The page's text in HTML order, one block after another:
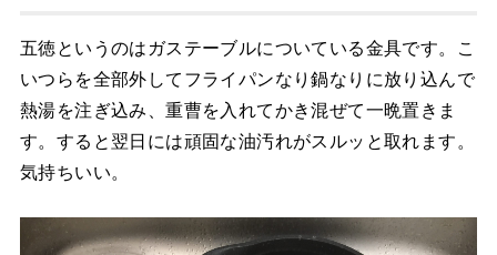
五徳というのはガステーブルについている金具です。こ
いつらを全部外してフライパンなり鍋なりに放り込んで
熱湯を注ぎ込み、重曹を入れてかき混ぜて一晩置きま
す。すると翌日には頑固な油汚れがスルッと取れます。
気持ちいい。